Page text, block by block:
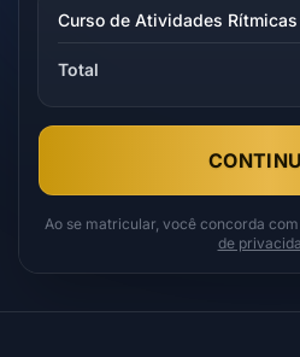
Curso de Atividades Rítmicas
Total
Ao se matricular, você concorda
de